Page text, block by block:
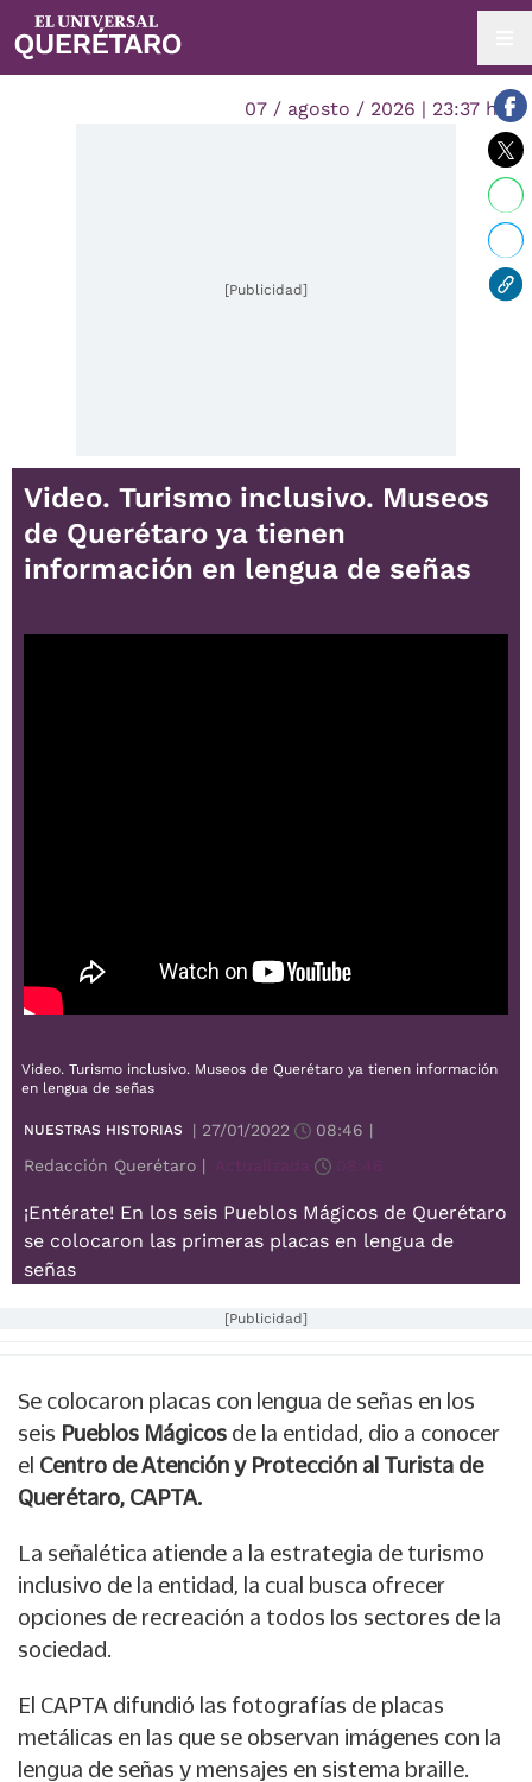
07 / agosto / 2026 | 23:37 hrs.
[Publicidad]
Video. Turismo inclusivo. Museos
de Querétaro ya tienen
información en lengua de señas
Video. Turismo inclusivo. Museos de Querétaro ya tienen información
en lengua de señas
NUESTRAS HISTORIAS | 27/01/2022 08:46 |
Redacción Querétaro |
Actualizada 08:46
¡Entérate! En los seis Pueblos Mágicos de Querétaro
se colocaron las primeras placas en lengua de
señas
[Publicidad]
Se colocaron placas con lengua de señas en los
seis Pueblos Mágicos de la entidad, dio a conocer
el Centro de Atención y Protección al Turista de
Querétaro, CAPTA.
La señalética atiende a la estrategia de turismo
inclusivo de la entidad, la cual busca ofrecer
opciones de recreación a todos los sectores de la
sociedad.
El CAPTA difundió las fotografías de placas
metálicas en las que se observan imágenes con la
lengua de señas y mensajes en sistema braille.